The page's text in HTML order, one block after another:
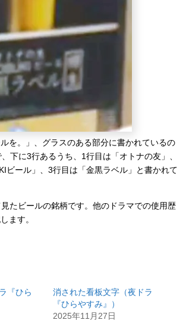
を。」、グラスのある部分に書かれているの
下に3行あるうち、1行目は「オトナの友」、
ビール」、3行目は「金黒ラベル」と書かれて
たビールの銘柄です。他のドラマでの使用歴
ます。
『ひら
消された看板文字（夜ドラ
『ひらやすみ』）
2025年11月27日